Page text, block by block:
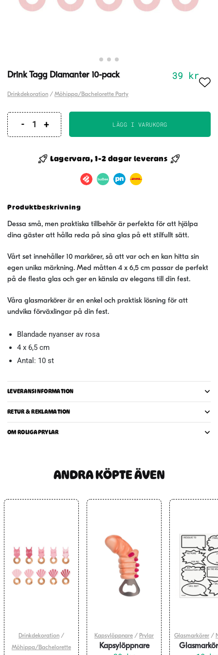
Drink Tagg Diamanter 10-pack 39 kr
Drinkdekoration / Möhippa/Bachelorette Party
Drink
Diamanter
10-
LÄGG I VARUKORG
Lagervara, 1-2 dagar leverans
Produktbeskrivning
Dessa små, men praktiska tillbehör är perfekta för att hjälpa
dina gäster att hålla reda på sina glas på ett stilfullt sätt.
Vårt set innehåller 10 markörer, så att var och en kan hitta sin
egen unika märkning. Med måtten 4 x 6,5 cm passar de perfekt
på de flesta glas och ger en känsla av elegans till din fest.
Våra glasmarkörer är en enkel och praktisk lösning för att
undvika förväxlingar på din fest.
Blandade nyanser av rosa
4 x 6,5 cm
Antal: 10 st
LEVERANSINFORMATION
RETUR & REKLAMATION
OM ROLIGAPRYLAR
ANDRA KÖPTE ÄVEN
Drinkdekoration /
Möhippa/Bachelorette
Kapsylöppnare / Prylar
Kapsylöppnare
Glasmarkörer /